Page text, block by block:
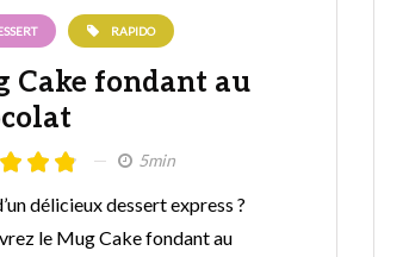
RAPIDO
Cake fondant au
5min
délicieux dessert express ?
le Mug Cake fondant au